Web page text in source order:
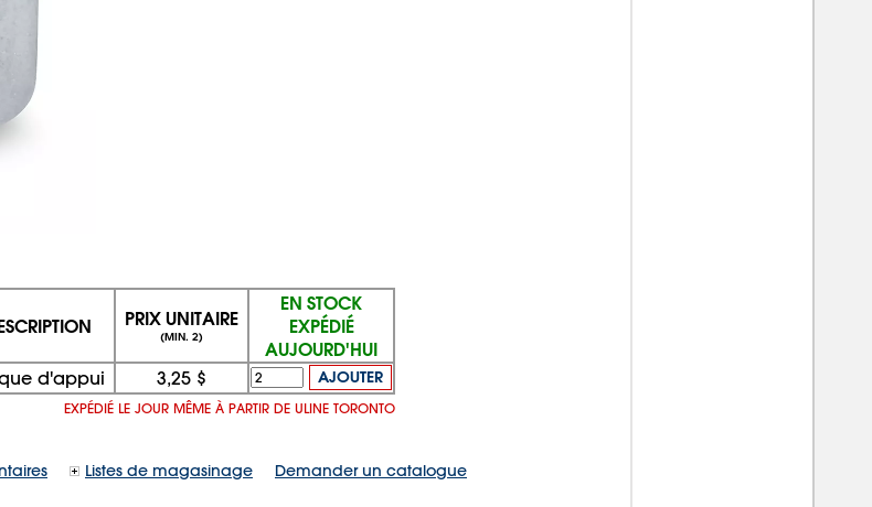
PRIX UNITAIRE
(MIN. 2)
EN STOCK
EXPÉDIÉ
AUJOURD'HUI
d'appui 3,25 $ AJOUTER
EXPÉDIÉ LE JOUR MÊME À PARTIR DE ULINE TORONTO
Listes de magasinage Demander un catalogue